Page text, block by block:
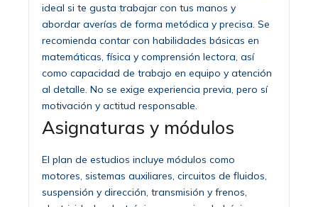
ideal si te gusta trabajar con tus manos y
abordar averías de forma metódica y precisa. Se
recomienda contar con habilidades básicas en
matemáticas, física y comprensión lectora, así
como capacidad de trabajo en equipo y atención
al detalle. No se exige experiencia previa, pero sí
motivación y actitud responsable.
Asignaturas y módulos
El plan de estudios incluye módulos como
motores, sistemas auxiliares, circuitos de fluidos,
suspensión y dirección, transmisión y frenos,